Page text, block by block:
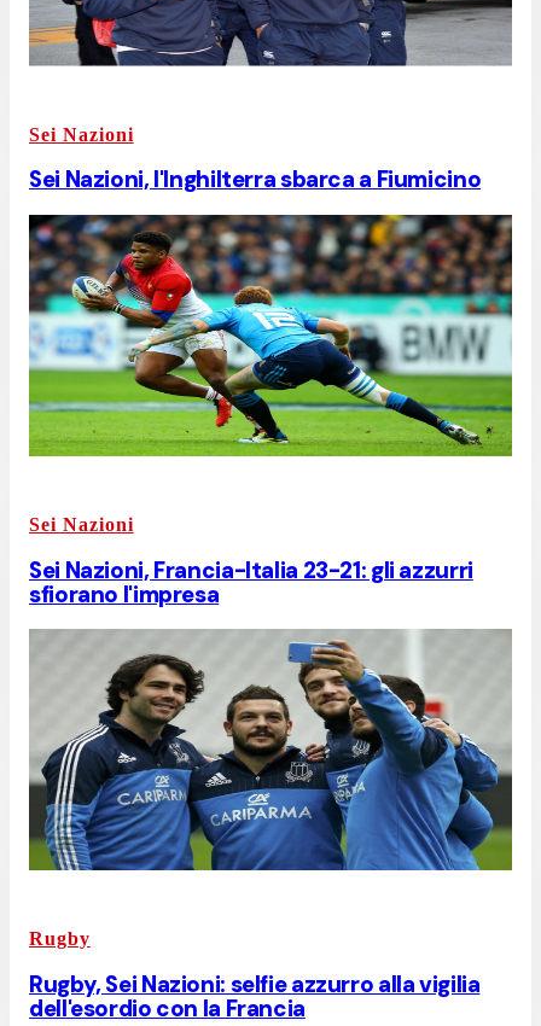
Sei Nazioni
Sei Nazioni, l'Inghilterra sbarca a Fiumicino
Sei Nazioni
Sei Nazioni, Francia-Italia 23-21: gli azzurri
sfiorano l'impresa
Rugby
Rugby, Sei Nazioni: selfie azzurro alla vigilia
dell'esordio con la Francia